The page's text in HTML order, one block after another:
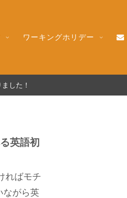
ワーキングホリデー
した！
英語初
ればモチ
ながら英